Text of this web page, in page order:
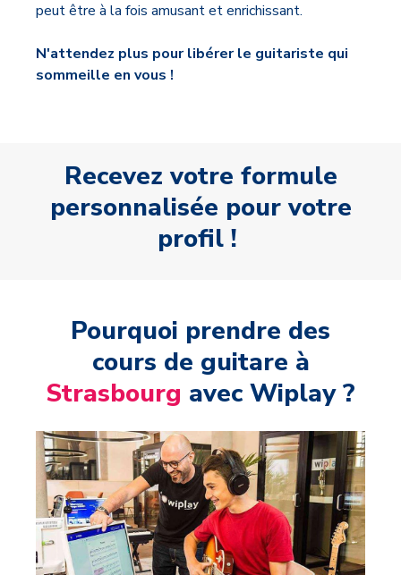
peut être à la fois amusant et enrichissant.
N'attendez plus pour libérer le guitariste qui
sommeille en vous !
Recevez votre formule
personnalisée pour votre
profil !
Pourquoi prendre des
cours de guitare à
Strasbourg avec Wiplay ?